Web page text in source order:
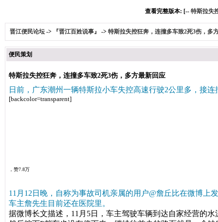
查看完整版本: [-- 特斯拉失
晋江便民论坛 -> 『晋江百姓说事』 -> 特斯拉失控狂奔，连撞多车致2死3伤，多
便民策划
特斯拉失控狂奔，连撞多车致2死3伤，多方最新回应
日前，广东潮州一辆特斯拉小车失控高速行驶2公里多，接
[backcolor=transparent]
，赞7.8万
11月12日晚，自称为事故司机亲属的用户@詹丘比在微博
车主詹先生目前还在医院里。
据微博长文描述，11月5日，车主驾驶车辆到达自家经营的